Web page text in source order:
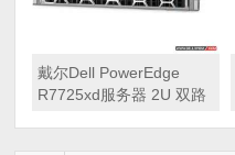
戴尔Dell PowerEdge
R7725xd服务器 2U 双路